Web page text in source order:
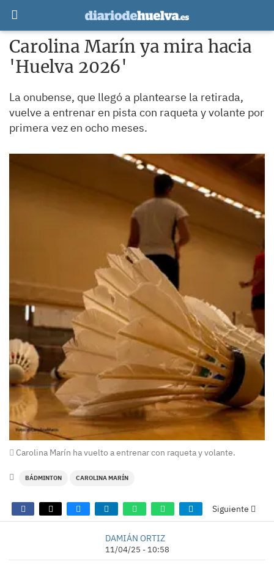
Carolina Marín ya mira hacia
'Huelva 2026'
La onubense, que llegó a plantearse la retirada,
vuelve a entrenar en pista con raqueta y volante por
primera vez en ocho meses.
Carolina Marín ha vuelto a entrenar con raqueta y volante.
BÁDMINTON CAROLINA MARÍN
Siguiente
DAMIÁN ORTIZ
11/04/25 - 10:58